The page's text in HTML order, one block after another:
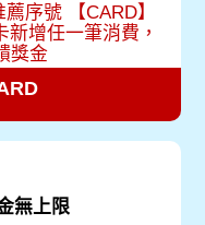
序號 【CARD】
增任一筆消費，
獎金
無上限